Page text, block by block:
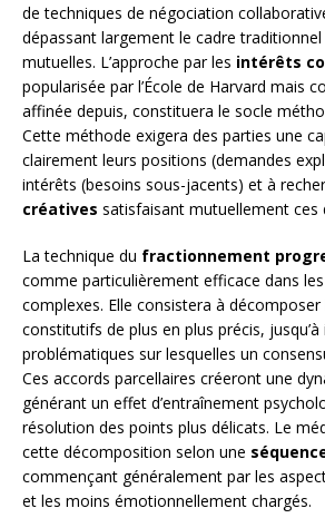
de techniques de négociation
dépassant largement le cadre
mutuelles. L’approche par les intérêts
popularisée par l’École de Harvard mais
affinée depuis, constituera le socle
Cette méthode exigera des parties une
clairement leurs positions (demandes
intérêts (besoins sous-jacents) et à
créatives satisfaisant mutuellement ces
La technique du fractionnement
comme particulièrement efficace dans
complexes. Elle consistera à
constitutifs de plus en plus précis,
problématiques sur lesquelles un
Ces accords parcellaires créeront une
générant un effet d’entraînement
résolution des points plus délicats. Le
cette décomposition selon une
commençant généralement par les
et les moins émotionnellement chargés.